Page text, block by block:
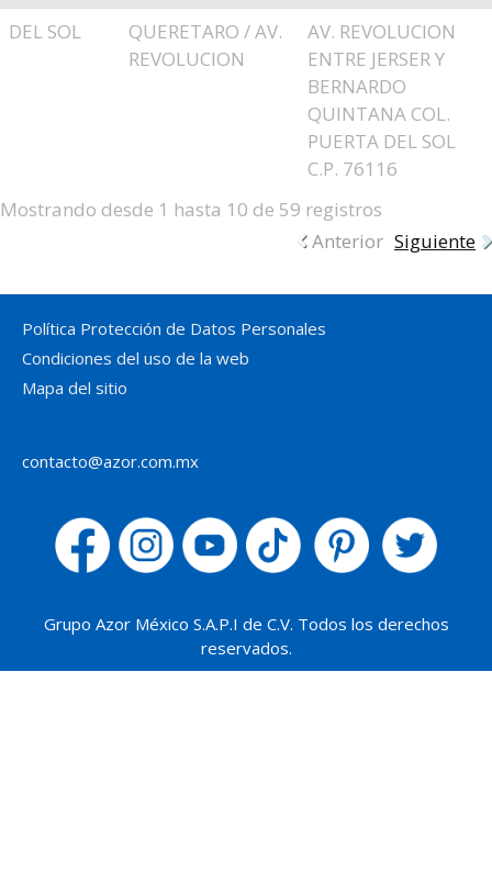
DEL SOL
QUERETARO / AV.
REVOLUCION
AV. REVOLUCION
ENTRE JERSER Y
BERNARDO
QUINTANA COL.
PUERTA DEL SOL
C.P. 76116
Mostrando desde 1 hasta 10 de 59 registros
Anterior Siguiente
Política Protección de Datos Personales
Condiciones del uso de la web
Mapa del sitio
contacto@azor.com.mx
Grupo Azor México S.A.P.I de C.V. Todos los derechos
reservados.